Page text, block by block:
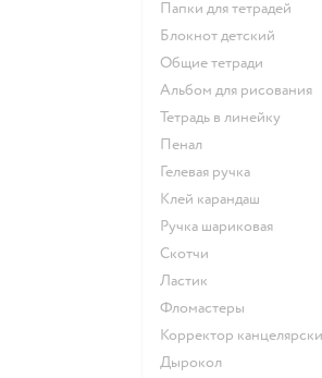
Папки для тетрадей
Блокнот детский
Общие тетради
Альбом для рисования
Тетрадь в линейку
Пенал
Гелевая ручка
Клей карандаш
Ручка шариковая
Скотчи
Ластик
Фломастеры
Корректор
Дырокол